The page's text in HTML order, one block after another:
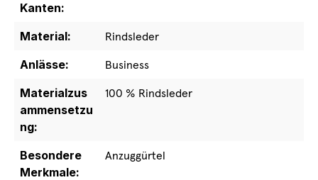
Kanten:
Material:
Rindsleder
Anlässe:
Business
Materialzus
ammensetzu
ng:
100 % Rindsleder
Besondere
Merkmale:
Anzuggürtel